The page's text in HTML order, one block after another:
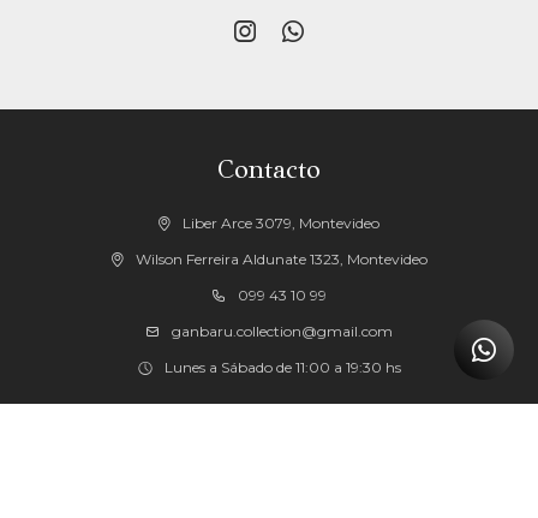
Contacto
Liber Arce 3079, Montevideo
Wilson Ferreira Aldunate 1323, Montevideo
099 43 10 99
ganbaru.collection@gmail.com
Lunes a Sábado de 11:00 a 19:30 hs
 